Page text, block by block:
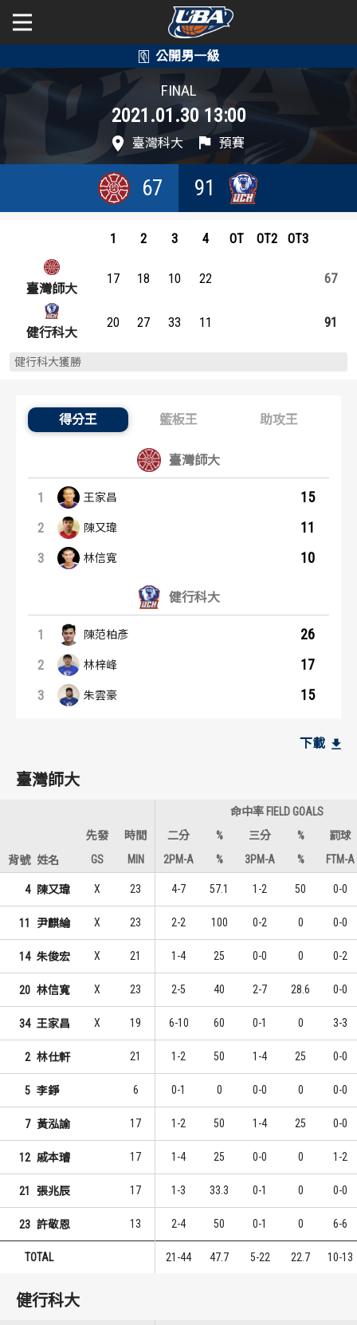
公開男一級
學年度
賽事資訊
戰績排行
球隊資訊
選手資訊
數據統計
歷屆個人獎得主
歷史數據排行
公開女一級
學年度
賽事資訊
戰績排行
球隊資訊
選手資訊
數據統計
歷屆個人獎得主
歷史數據排行
FINAL
2021.01.30 13:00
臺灣科大 預賽
67 91
1 2 3 4 OT OT2 OT3
臺灣師大
17 18 10 22 67
91
20 27 33 11
健行科大
健行科大獲勝
得分王 籃板王 助攻王
得分王：內容起點
臺灣師大
1 王家昌 15
2 陳又瑋 11
3 林信寬 10
健行科大
1 陳范柏彥 26
2 林梓峰 17
3 朱雲豪 15
1
林仕軒 4
健行科大
1 陳范柏彥 9
2 劉彥廷 7
3 6
1
林仕軒 2
健行科大
1 谷毛唯嘉 8
2 丁冠皓 5
3 3
下載
臺灣師大
命中率 FIELD GOALS
先發
時間 二分 % 三分 %
罰球
背號 姓名 GS MIN 2PM-A % 3PM-A % FTM-A
4 陳又瑋 X 23 4-7 57.1 1-2 50 0-0
11 尹麒綸 X 23 2-2 100 0-2 0 0-0
14 朱俊宏 X 21 1-4 25 0-0 0 0-2
20 林信寬 X 23 2-5 40 2-7 28.6 0-0
34 王家昌 X 19 6-10 60 0-1 0 3-3
2 林仕軒 21 1-2 50 1-4 25 0-0
5 李錚 6 0-1 0 0-0 0 0-0
7 黃泓諭 17 1-2 50 1-4 25 0-0
12 戚本璿 17 1-4 25 0-0 0 1-2
21 張兆辰 17 1-3 33.3 0-1 0 0-0
23 許敬恩 13 2-4 50 0-1 0 6-6
TOTAL 21-44 47.7 5-22 22.7 10-13
健行科大